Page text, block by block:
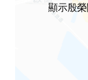
顯示殷